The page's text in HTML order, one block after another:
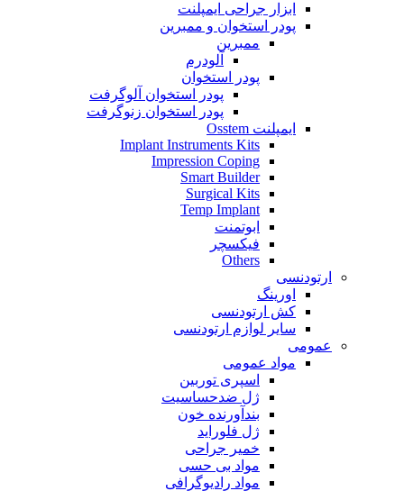
ابزار جراحی ایمپلنت
پودر استخوان و ممبرین
ممبرین
آلودرم
پودر استخوان
پودر استخوان آلوگرفت
پودر استخوان زنوگرفت
ایمپلنت Osstem
Implant Instruments Kits
Impression Coping
Smart Builder
Surgical Kits
Temp Implant
ابوتمنت
فیکسچر
Others
ارتودنسی
اورینگ
کش ارتودنسی
سایر لوازم ارتودنسی
عمومی
مواد عمومی
اسپری توربین
ژل ضدحساسیت
بندآورنده خون
ژل فلوراید
خمیر جراحی
مواد بی حسی
مواد رادیوگرافی